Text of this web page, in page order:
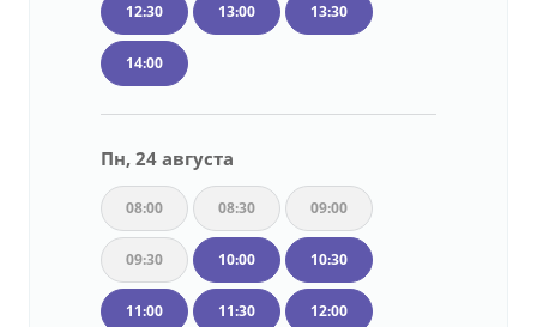
12:30 13:00 13:30
14:00
Пн, 24 августа
08:00 08:30 09:00
09:30 10:00 10:30
11:00 11:30 12:00